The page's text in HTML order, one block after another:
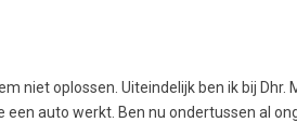
niet oplossen. Uiteindelijk ben ik bij
auto werkt. Ben nu ondertussen al